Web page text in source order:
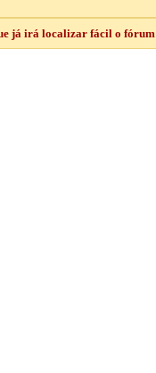
já irá localizar fácil o fórum